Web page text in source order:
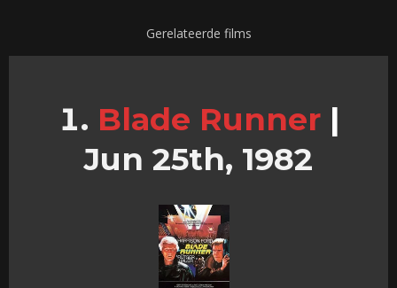
Gerelateerde films
Blade Runner |
Jun 25th, 1982